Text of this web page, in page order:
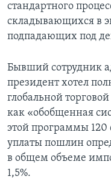
стандартного
складывающихся в
подпадающих под
Бывший сотрудник
президент хотел
глобальной
как «обобщенная
этой программы 120
уплаты пошлин
в общем объеме
1,5%.